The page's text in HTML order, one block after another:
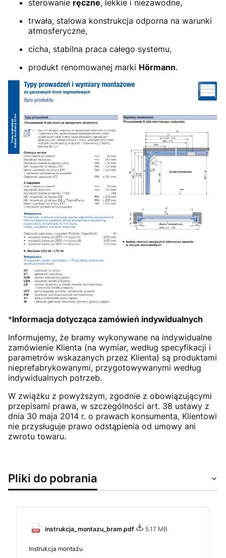
sterowanie ręczne, lekkie i niezawodne,
trwała, stalowa konstrukcja odporna na warunki
atmosferyczne,
cicha, stabilna praca całego systemu,
produkt renomowanej marki Hörmann.
*Informacja dotycząca zamówień indywidualnych
Informujemy, że bramy wykonywane na indywidualne
zamówienie Klienta (na wymiar, według specyfikacji i
parametrów wskazanych przez Klienta) są produktami
nieprefabrykowanymi, przygotowywanymi według
indywidualnych potrzeb.
W związku z powyższym, zgodnie z obowiązującymi
przepisami prawa, w szczególności art. 38 ustawy z
dnia 30 maja 2014 r. o prawach konsumenta, Klientowi
nie przysługuje prawo odstąpienia od umowy ani
zwrotu towaru.
Pliki do pobrania
instrukcja_montazu_bram.pdf 5.17 MB
Instrukcja montażu